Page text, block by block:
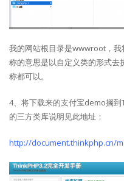
我的网站根目录是wwwroot，
称的意思是以自定义类的形式去
称都可以。
4、将下载来的支付宝demo搁
的三方类库说明见此地址：
http://document.thinkphp.cn/